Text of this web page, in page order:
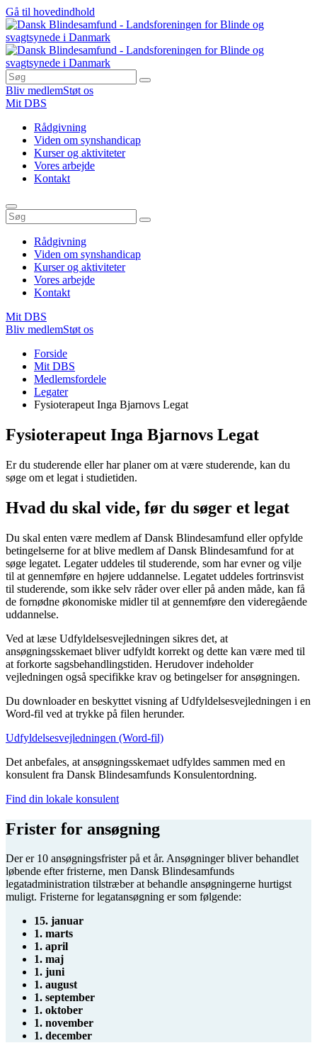
Gå til hovedindhold
Bliv medlemStøt os
Mit DBS
Rådgivning
Viden om synshandicap
Kurser og aktiviteter
Vores arbejde
Kontakt
Rådgivning
Viden om synshandicap
Kurser og aktiviteter
Vores arbejde
Kontakt
Mit DBS
Bliv medlemStøt os
Forside
Mit DBS
Medlemsfordele
Legater
Fysioterapeut Inga Bjarnovs Legat
Fysioterapeut Inga Bjarnovs Legat
Er du studerende eller har planer om at være studerende, kan du
søge om et legat i studietiden.
Hvad du skal vide, før du søger et legat
Du skal enten være medlem af Dansk Blindesamfund eller opfylde
betingelserne for at blive medlem af Dansk Blindesamfund for at
søge legatet. Legater uddeles til studerende, som har evner og vilje
til at gennemføre en højere uddannelse. Legatet uddeles fortrinsvist
til studerende, som ikke selv råder over eller på anden måde, kan få
de fornødne økonomiske midler til at gennemføre den videregående
uddannelse.
Ved at læse Udfyldelsesvejledningen sikres det, at
ansøgningsskemaet bliver udfyldt korrekt og dette kan være med til
at forkorte sagsbehandlingstiden. Herudover indeholder
vejledningen også specifikke krav og betingelser for ansøgningen.
Du downloader en beskyttet visning af Udfyldelsesvejledningen i en
Word-fil ved at trykke på filen herunder.
Udfyldelsesvejledningen (Word-fil)
Det anbefales, at ansøgningsskemaet udfyldes sammen med en
konsulent fra Dansk Blindesamfunds Konsulentordning.
Find din lokale konsulent
Frister for ansøgning
Der er 10 ansøgningsfrister på et år. Ansøgninger bliver behandlet
løbende efter fristerne, men Dansk Blindesamfunds
legatadministration tilstræber at behandle ansøgningerne hurtigst
muligt. Fristerne for legatansøgning er som følgende:
15. januar
1. marts
1. april
1. maj
1. juni
1. august
1. september
1. oktober
1. november
1. december